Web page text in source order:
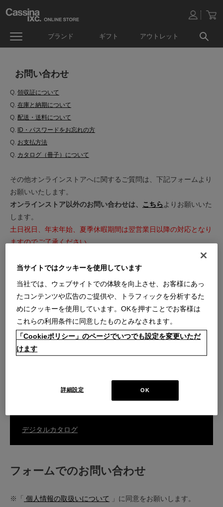
ブランド ギフト アウトレット
お問い合わせ
Q. 領収証について
Q. 在庫と納期について
Q. 配送・送料について
Q.
ID・パスワードをお忘れの方
Q. お支払方法
Q. カタログ（冊子）について
その他オンラインストアへに関するご質問は、下記フォームより
お願いいたします。
オンラインストア以外のお問い合わせは、 こちらよりお願いいた
します。
土日祝日、年末年始、夏季休暇期間は翌営業日以降の対応となり
ますのでご了承ください。
※内容によっては回答を差し上げるまでお時間をいただくことも
ございます。
※こちらのフォームからのセールス・勧誘等はお断りいたしま
す。
ご購入商品の張替え・補修・家具の移設などのご相談はこちら
カスタマーサービスのお問い合わせ
デジタルカタログ
フォームでのお問い合わせ
※「 個人情報の取扱いについて 」に同意をお願いします。
当サイトではクッキーを使用しています
当社では、ウェブサイトでの体験を向上させ、お客様にあっ
たコンテンツや広告のご提供や、トラフィックを分析するた
めにクッキーを使用しています。OKを押すことでお客様は
これらの利用条件に同意したものとみなされます。
「Cookieポリシー」のページでいつでも設定を変更いただ
けます
OK
詳細設定